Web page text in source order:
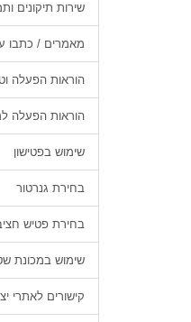
שירות תיקונים
מאמרים / כתבו
הוראות הפעלה
הוראות הפעלה למנועים
שימוש בפטישון
בחירת גנרטור
בחירת פטיש
שימוש במכונת
קישורים לאתרי